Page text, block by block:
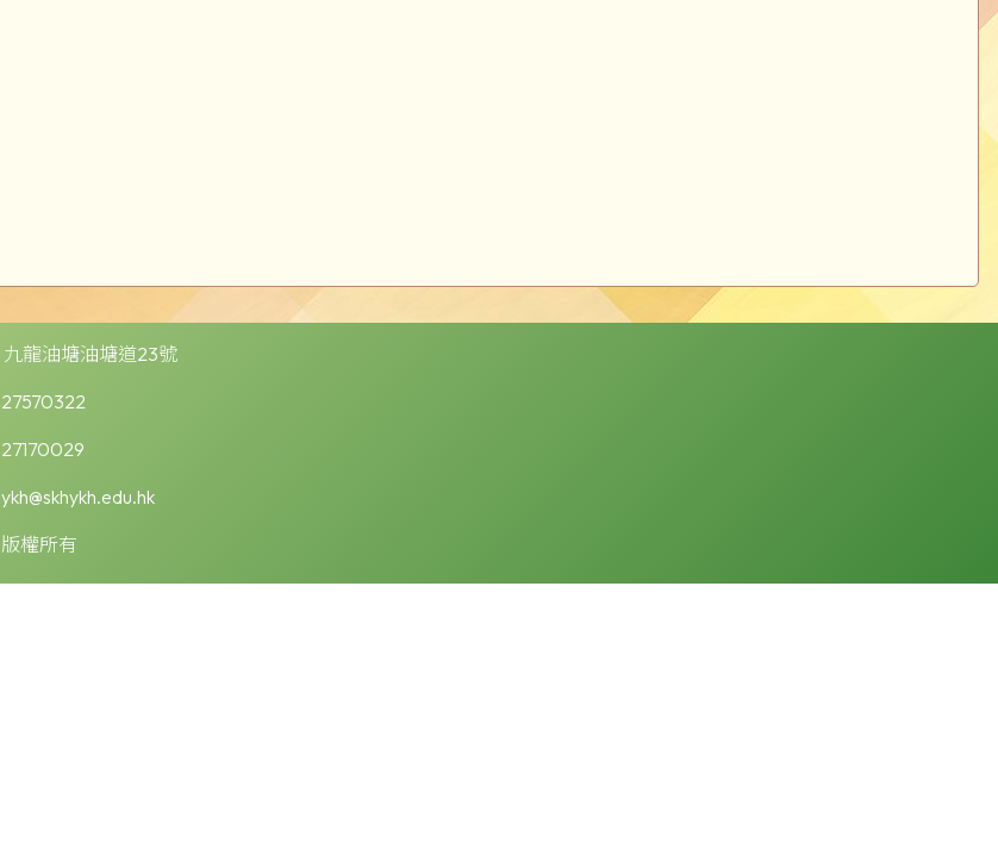
九龍油塘油塘道23號
27570322
27170029
ykh@skhykh.edu.hk
版權所有